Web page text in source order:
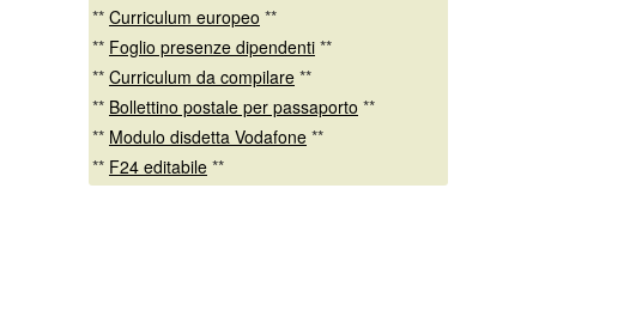
** Curriculum europeo **
** Foglio presenze dipendenti **
** Curriculum da compilare **
** Bollettino postale per passaporto **
** Modulo disdetta Vodafone **
** F24 editabile **